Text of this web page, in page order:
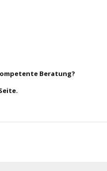
Beratung?